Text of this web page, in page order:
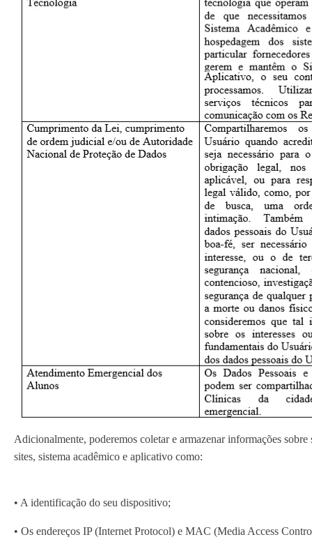
Adicionalmente, poderemos coletar e armazenar informações sobre
sites, sistema acadêmico e aplicativo como:
• A identificação do seu dispositivo;
• Os endereços IP (Internet Protocol) e MAC (Media Access